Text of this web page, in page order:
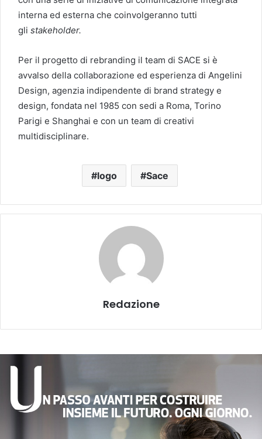
interna ed esterna che coinvolgeranno tutti
gli stakeholder.
Per il progetto di rebranding il team di SACE si è
avvalso della collaborazione ed esperienza di Angelini
Design, agenzia indipendente di brand strategy e
design, fondata nel 1985 con sedi a Roma, Torino
Parigi e Shanghai e con un team di creativi
multidisciplinare.
logo Sace
Redazione